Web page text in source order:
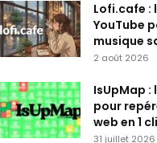
Lofi.cafe :
YouTube
musique
2 août 2026
IsUpMap
pour
web en 1
31 juillet 2026